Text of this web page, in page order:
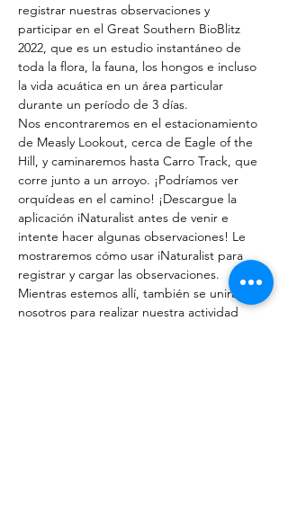
registrar nuestras observaciones y
participar en el Great Southern BioBlitz
2022, que es un estudio instantáneo de
toda la flora, la fauna, los hongos e incluso
la vida acuática en un área particular
durante un período de 3 días.
Nos encontraremos en el estacionamiento
de Measly Lookout, cerca de Eagle of the
Hill, y caminaremos hasta Carro Track, que
corre junto a un arroyo. ¡Podríamos ver
orquídeas en el camino! ¡Descargue la
aplicación iNaturalist antes de venir e
intente hacer algunas observaciones! Le
mostraremos cómo usar iNaturalist para
registrar y cargar las observaciones.
Mientras estemos allí, también se unirá a
nosotros para realizar nuestra actividad